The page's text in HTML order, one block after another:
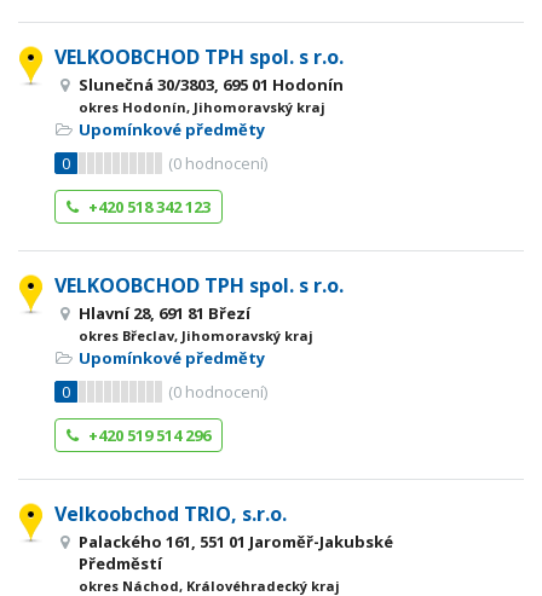
VELKOOBCHOD TPH spol. s r.o.
Slunečná 30/3803, 695 01 Hodonín
okres Hodonín, Jihomoravský kraj
Upomínkové předměty
0
(0 hodnocení)
+420 518 342 123
VELKOOBCHOD TPH spol. s r.o.
Hlavní 28, 691 81 Březí
okres Břeclav, Jihomoravský kraj
Upomínkové předměty
0
(0 hodnocení)
+420 519 514 296
Velkoobchod TRIO, s.r.o.
Palackého 161, 551 01 Jaroměř-Jakubské
Předměstí
okres Náchod, Královéhradecký kraj